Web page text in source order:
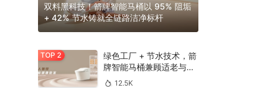
双料黑科技！箭牌智能马桶以 95% 阻垢
+ 42% 节水铸就全链路洁净标杆
绿色工厂 + 节水技术，箭
牌智能马桶兼顾适老与环
保
12.5K